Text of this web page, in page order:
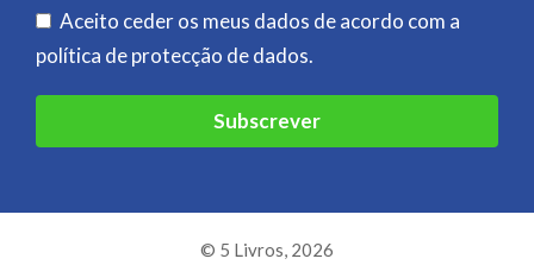
field
empty.
Aceito ceder os meus dados de acordo com a
política de protecção de dados.
© 5 Livros, 2026